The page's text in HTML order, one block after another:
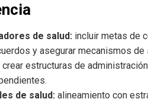
de salud: incluir metas de
y asegurar mecanismos de
crear estructuras de
de salud: alineamiento con